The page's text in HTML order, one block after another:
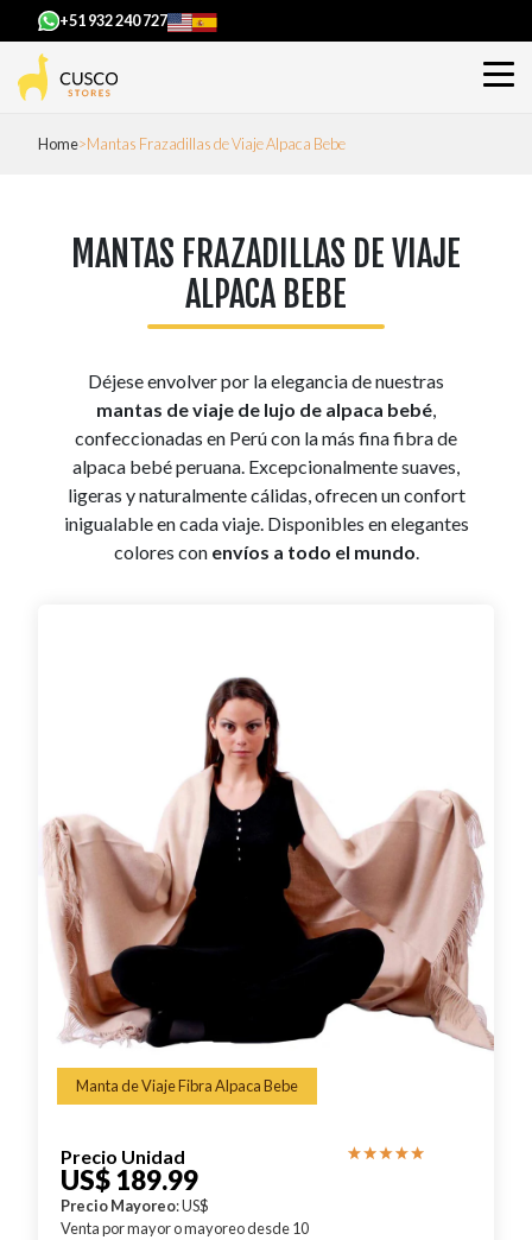
+51 932 240 727
Home Mantas Frazadillas de Viaje Alpaca Bebe
MANTAS FRAZADILLAS DE VIAJE
ALPACA BEBE
Déjese envolver por la elegancia de nuestras
mantas de viaje de lujo de alpaca bebé,
confeccionadas en Perú con la más fina fibra de
alpaca bebé peruana. Excepcionalmente suaves,
ligeras y naturalmente cálidas, ofrecen un confort
inigualable en cada viaje. Disponibles en elegantes
colores con envíos a todo el mundo.
Manta de Viaje Fibra Alpaca Bebe
Precio Unidad
US$ 189.99
Precio Mayoreo: US$
Venta por mayor o mayoreo desde 10